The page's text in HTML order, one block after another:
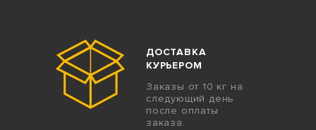
ДОСТАВКА
КУРЬЕРОМ
Заказы от 10 кг на
следующий день
после оплаты
заказа.